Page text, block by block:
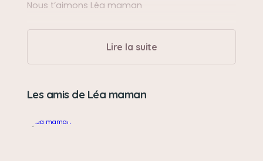
Nous t’aimons Léa maman
En poussette ou dans la voiture bleu ou rouge,
Des pipousses sur les sacs Leclerc ou le tapis de
Lire la suite
Les amis de Léa maman